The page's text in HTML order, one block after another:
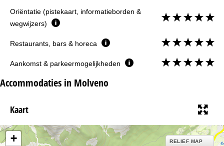
Oriëntatie (pistekaart, informatieborden &
wegwijzers)
Restaurants, bars & horeca
Aankomst & parkeermogelijkheden
Accommodaties in Molveno
Kaart
+ RELIEF MAP